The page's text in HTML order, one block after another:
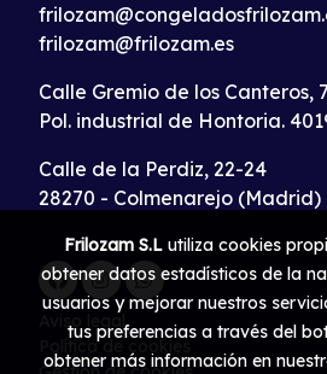
frilozam@frilozam.es
Calle Gremio de los Canteros,
Pol. industrial de Hontoria.
Calle de la Perdiz, 22-24
28270 - Colmenarejo (Madrid)
Aviso legal
Política de cookies
Frilozam S.L utiliza cookies
obtener datos estadísticos de la
usuarios y mejorar nuestros
tus preferencias a través del
obtener más información en